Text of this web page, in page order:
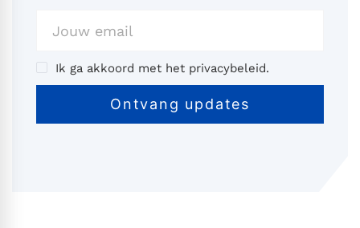
Ik ga akkoord met het privacybeleid.